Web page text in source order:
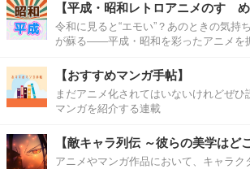
【平成・昭和レトロアニメのすゝめ
令和に見ると“エモい”？あのときの気持
が蘇る――平成・昭和を彩ったアニメを
【おすすめマンガ手帖】
まだアニメ化されてはいないけれどぜひ
マンガを紹介する連載
【敵キャラ列伝 ～彼らの美学はど
アニメやマンガ作品において、キャラク